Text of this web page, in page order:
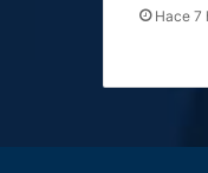
Hace 7